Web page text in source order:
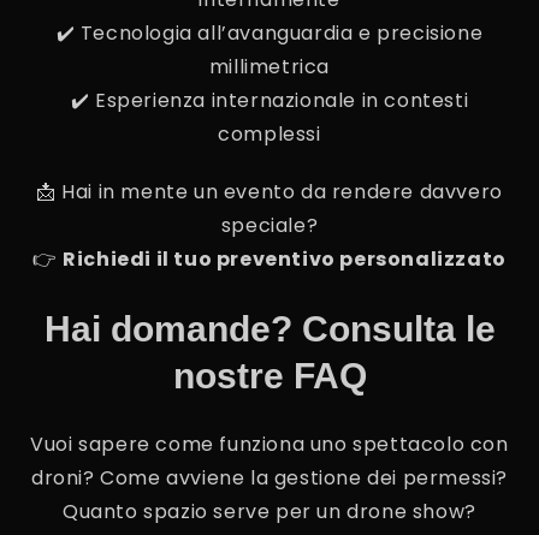
✔️ Tecnologia all’avanguardia e precisione
millimetrica
✔️ Esperienza internazionale in contesti
complessi
📩 Hai in mente un evento da rendere davvero
speciale?
👉 Richiedi il tuo preventivo personalizzato
Hai domande? Consulta le
nostre FAQ
Vuoi sapere come funziona uno spettacolo con
droni? Come avviene la gestione dei permessi?
Quanto spazio serve per un drone show?